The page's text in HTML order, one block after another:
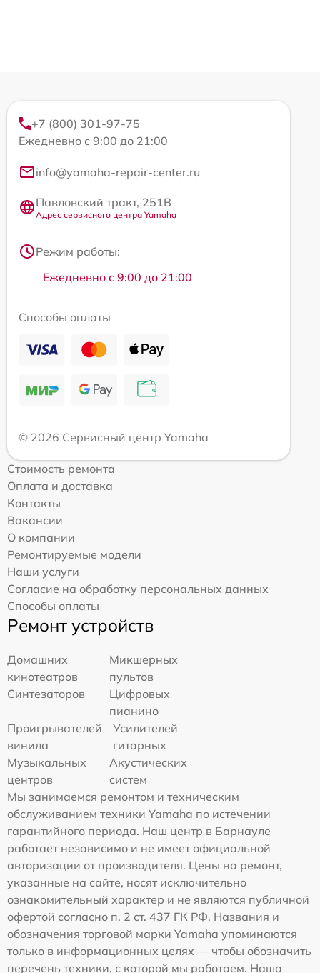
+7 (800) 301-97-75
Ежедневно с 9:00 до 21:00
info@yamaha-repair-center.ru
Павловский тракт, 251В
Адрес сервисного центра Yamaha
Режим работы:
Ежедневно с 9:00 до 21:00
Способы оплаты
© 2026 Сервисный центр Yamaha
Стоимость ремонта
Оплата и доставка
Контакты
Вакансии
О компании
Ремонтируемые модели
Наши услуги
Согласие на обработку персональных данных
Способы оплаты
Ремонт устройств
Домашних
кинотеатров
Микшерных
пультов
Синтезаторов
Цифровых
пианино
Проигрывателей
винила
Усилителей
гитарных
Музыкальных
центров
Акустических
систем
Мы занимаемся ремонтом и техническим
обслуживанием техники Yamaha по истечении
гарантийного периода. Наш центр в Барнауле
работает независимо и не имеет официальной
авторизации от производителя. Цены на ремонт,
указанные на сайте, носят исключительно
ознакомительный характер и не являются публичной
офертой согласно п. 2 ст. 437 ГК РФ. Названия и
обозначения торговой марки Yamaha упоминаются
только в информационных целях — чтобы обозначить
перечень техники, с которой мы работаем. Наша